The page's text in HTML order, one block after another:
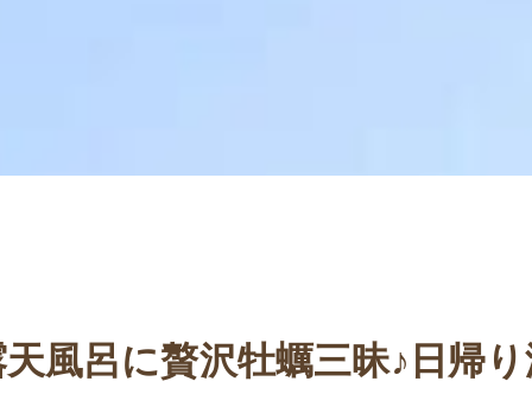
風呂に贅沢牡蠣三昧♪日帰